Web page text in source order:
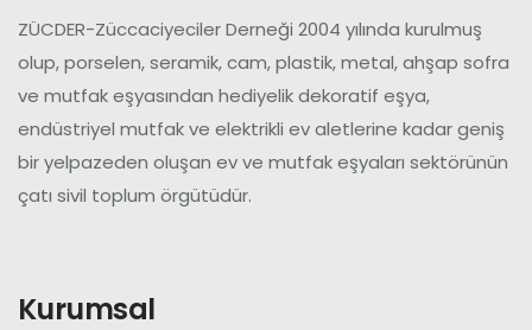
ZÜCDER-Züccaciyeciler Derneği 2004 yılında kurulmuş
olup, porselen, seramik, cam, plastik, metal, ahşap sofra
ve mutfak eşyasından hediyelik dekoratif eşya,
endüstriyel mutfak ve elektrikli ev aletlerine kadar geniş
bir yelpazeden oluşan ev ve mutfak eşyaları sektörünün
çatı sivil toplum örgütüdür.
Kurumsal